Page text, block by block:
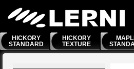
HICKORY
STANDARD
HICKORY
TEXTURE